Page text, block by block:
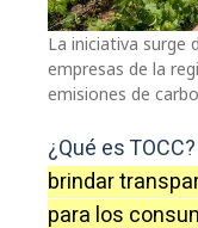
La iniciativa surge
empresas de la
emisiones de
¿Qué es
brindar
para los